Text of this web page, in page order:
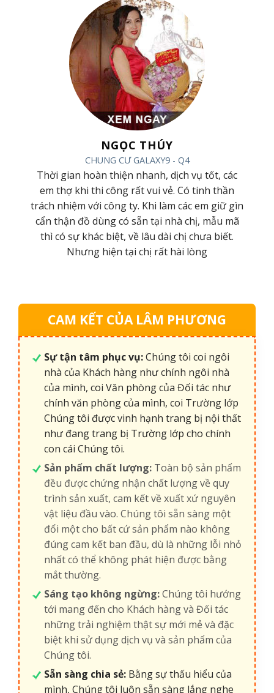
NGỌC THÚY
CHUNG CƯ GALAXY9 - Q4
Thời gian hoàn thiện nhanh, dịch vụ tốt, các
em thợ khi thi công rất vui vẻ. Có tinh thần
trách nhiệm với công ty. Khi làm các em giữ gìn
cẩn thận đồ dùng có sẵn tại nhà chị, mẫu mã
thì có sự khác biệt, về lâu dài chị chưa biết.
Nhưng hiện tại chị rất hài lòng
CAM KẾT CỦA LÂM PHƯƠNG
Sự tận tâm phục vụ:Chúng tôi coi ngôi
nhà của Khách hàng như chính ngôi nhà
của mình, coi Văn phòng của Đối tác như
chính văn phòng của mình, coi Trường lớp
Chúng tôi được vinh hạnh trang bị nội thất
như đang trang bị Trường lớp cho chính
con cái Chúng tôi.
Sản phẩm chất lượng: Toàn bộ sản phẩm
đều được chứng nhận chất lượng về quy
trình sản xuất, cam kết về xuất xứ nguyên
vật liệu đầu vào. Chúng tôi sẵn sàng một
đổi một cho bất cứ sản phẩm nào không
đúng cam kết ban đầu, dù là những lỗi nhỏ
nhất có thể không phát hiện được bằng
mắt thường.
Sáng tạo không ngừng:Chúng tôi hướng
tới mang đến cho Khách hàng và Đối tác
những trải nghiệm thật sự mới mẻ và đặc
biệt khi sử dụng dịch vụ và sản phẩm của
Chúng tôi.
Sẵn sàng chia sẻ: Bằng sự thấu hiểu của
mình, Chúng tôi luôn sẵn sàng lắng nghe